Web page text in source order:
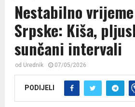
Nestabilno
Srpske: Kiša,
sunčani intervali
od Urednik 07/05/2026
PODIJELI